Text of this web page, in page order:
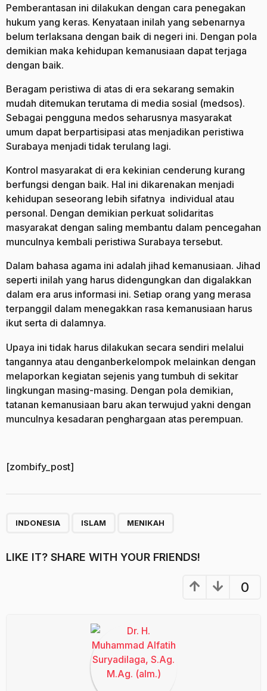
Pemberantasan ini dilakukan dengan cara penegakan
hukum yang keras. Kenyataan inilah yang sebenarnya
belum terlaksana dengan baik di negeri ini. Dengan pola
demikian maka kehidupan kemanusiaan dapat terjaga
dengan baik.
Beragam peristiwa di atas di era sekarang semakin
mudah ditemukan terutama di media sosial (medsos).
Sebagai pengguna medos seharusnya masyarakat
umum dapat berpartisipasi atas menjadikan peristiwa
Surabaya menjadi tidak terulang lagi.
Kontrol masyarakat di era kekinian cenderung kurang
berfungsi dengan baik. Hal ini dikarenakan menjadi
kehidupan seseorang lebih sifatnya individual atau
personal. Dengan demikian perkuat solidaritas
masyarakat dengan saling membantu dalam pencegahan
munculnya kembali peristiwa Surabaya tersebut.
Dalam bahasa agama ini adalah jihad kemanusiaan. Jihad
seperti inilah yang harus didengungkan dan digalakkan
dalam era arus informasi ini. Setiap orang yang merasa
terpanggil dalam menegakkan rasa kemanusiaan harus
ikut serta di dalamnya.
Upaya ini tidak harus dilakukan secara sendiri melalui
tangannya atau denganberkelompok melainkan dengan
melaporkan kegiatan sejenis yang tumbuh di sekitar
lingkungan masing-masing. Dengan pola demikian,
tatanan kemanusiaan baru akan terwujud yakni dengan
munculnya kesadaran penghargaan atas perempuan.
[zombify_post]
INDONESIA ISLAM MENIKAH
LIKE IT? SHARE WITH YOUR FRIENDS!
0